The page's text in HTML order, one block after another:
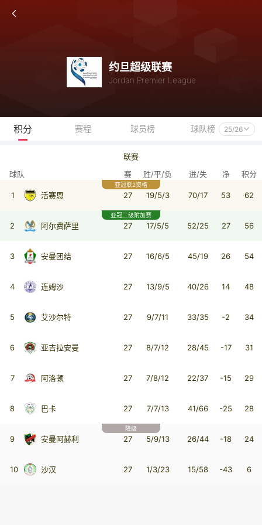
约旦超级联赛
Jordan Premier League
积分 赛程 球员榜 球队榜 25/26
联赛
球队
赛 胜/平/负 进/失 净 积分
亚冠联2资格
1 活赛恩 27 19/5/3 70/17 53 62
亚冠二级附加赛
2 阿尔费萨里 27 17/5/5 52/25 27 56
3 安曼团结 27 16/6/5 45/19 26 54
4 连姆沙 27 13/9/5 40/26 14 48
5 艾沙尔特 27 9/7/11 33/35 -2 34
6 亚吉拉安曼 27 8/7/12 28/45 -17 31
7 阿洛顿 27 7/8/12 22/37 -15 29
8 巴卡 27 7/7/13 41/66 -25 28
降级
9 安曼阿赫利 27 5/9/13 26/44 -18 24
10 沙汉 27 1/3/23 15/58 -43 6